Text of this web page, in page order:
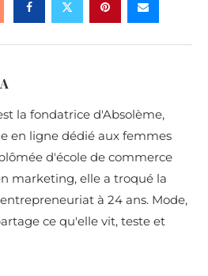
la fondatrice d'Absolème,
en ligne dédié aux femmes
d'école de commerce
marketing, elle a troqué la
à 24 ans. Mode,
ce qu'elle vit, teste et